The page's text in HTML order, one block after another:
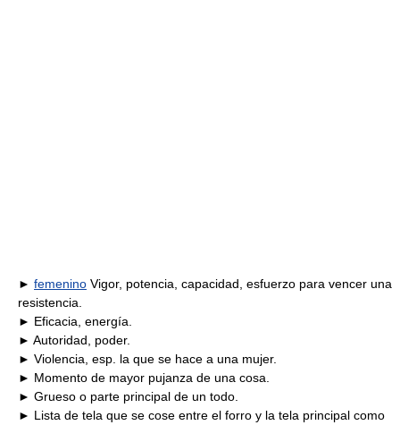
► femenino Vigor, potencia, capacidad, esfuerzo para vencer una
resistencia.
► Eficacia, energía.
► Autoridad, poder.
► Violencia, esp. la que se hace a una mujer.
► Momento de mayor pujanza de una cosa.
► Grueso o parte principal de un todo.
► Lista de tela que se cose entre el forro y la tela principal como